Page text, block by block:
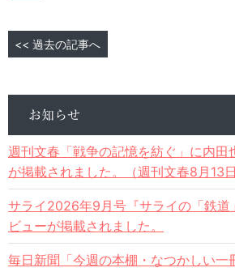
<< 過去の記事へ
お知らせ
週刊文春「戦争の記憶を紡ぐ」に内田
が掲載されました。（週刊文春8月13
サライ2026年9月号『サライの「鉄道
ビューが掲載されました。
毎日新聞「今週の本棚・なつかしい一